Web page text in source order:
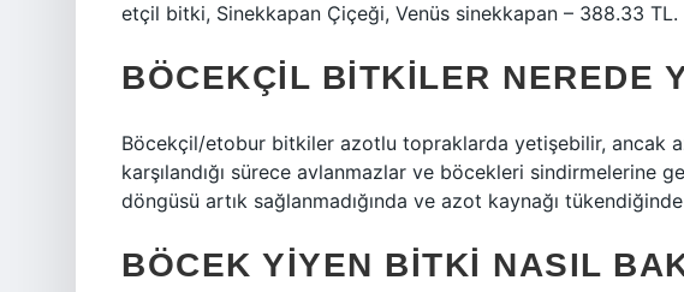
etçil bitki, Sinekkapan Çiçeği, Venüs sinekkapan – 388.33 TL.
BÖCEKÇIL BITKILER NEREDE
Böcekçil/etobur bitkiler azotlu topraklarda yetişebilir, ancak
karşılandığı sürece avlanmazlar ve böcekleri sindirmelerine
döngüsü artık sağlanmadığında ve azot kaynağı
BÖCEK YIYEN BITKI NASIL